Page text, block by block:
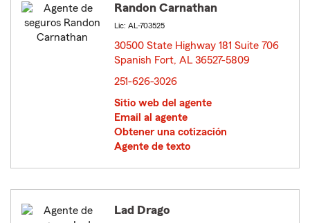
Randon Carnathan
Lic: AL-703525
30500 State Highway 181 Suite 706
Spanish Fort, AL 36527-5809
251-626-3026
Sitio web del agente
Email al agente
Obtener una cotización
Agente de texto
Lad Drago